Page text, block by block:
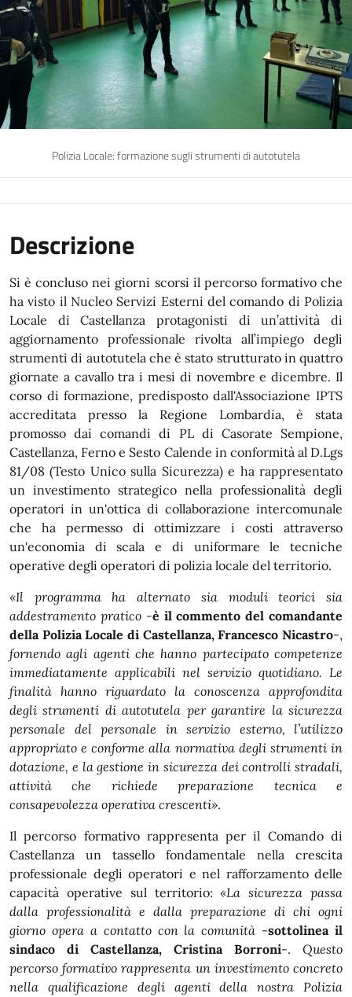
Polizia Locale: formazione sugli strumenti di autotutela
Descrizione
Si è concluso nei giorni scorsi il percorso formativo che
ha visto il Nucleo Servizi Esterni del comando di Polizia
Locale di Castellanza protagonisti di un’attività di
aggiornamento professionale rivolta all’impiego degli
strumenti di autotutela che è stato strutturato in quattro
giornate a cavallo tra i mesi di novembre e dicembre. Il
corso di formazione, predisposto dall'Associazione IPTS
accreditata presso la Regione Lombardia, è stata
promosso dai comandi di PL di Casorate Sempione,
Castellanza, Ferno e Sesto Calende in conformità al D.Lgs
81/08 (Testo Unico sulla Sicurezza) e ha rappresentato
un investimento strategico nella professionalità degli
operatori in un'ottica di collaborazione intercomunale
che ha permesso di ottimizzare i costi attraverso
un'economia di scala e di uniformare le tecniche
operative degli operatori di polizia locale del territorio.
«Il programma ha alternato sia moduli teorici sia
addestramento pratico-è il commento del comandante
della Polizia Locale di Castellanza, Francesco Nicastro-,
fornendo agli agenti che hanno partecipato competenze
immediatamente applicabili nel servizio quotidiano. Le
finalità hanno riguardato la conoscenza approfondita
degli strumenti di autotutela per garantire la sicurezza
personale del personale in servizio esterno, l’utilizzo
appropriato e conforme alla normativa degli strumenti in
dotazione, e la gestione in sicurezza dei controlli stradali,
attività che richiede preparazione tecnica e
consapevolezza operativa crescenti».
Il percorso formativo rappresenta per il Comando di
Castellanza un tassello fondamentale nella crescita
professionale degli operatori e nel rafforzamento delle
capacità operative sul territorio:«La sicurezza passa
dalla professionalità e dalla preparazione di chi ogni
giorno opera a contatto con la comunità -sottolinea il
sindaco di Castellanza, Cristina Borroni-. Questo
percorso formativo rappresenta un investimento concreto
nella qualificazione degli agenti della nostra Polizia